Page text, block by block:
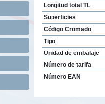
Longitud total TL
Superficies
Código Cromado
Tipo
Unidad de embalaje
Número de tarifa
Número EAN